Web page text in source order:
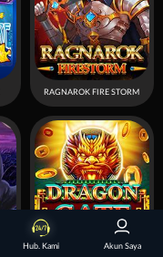
DRAGON GATE
RAGNAROK FIRE STORM
Hub. Kami Akun Saya